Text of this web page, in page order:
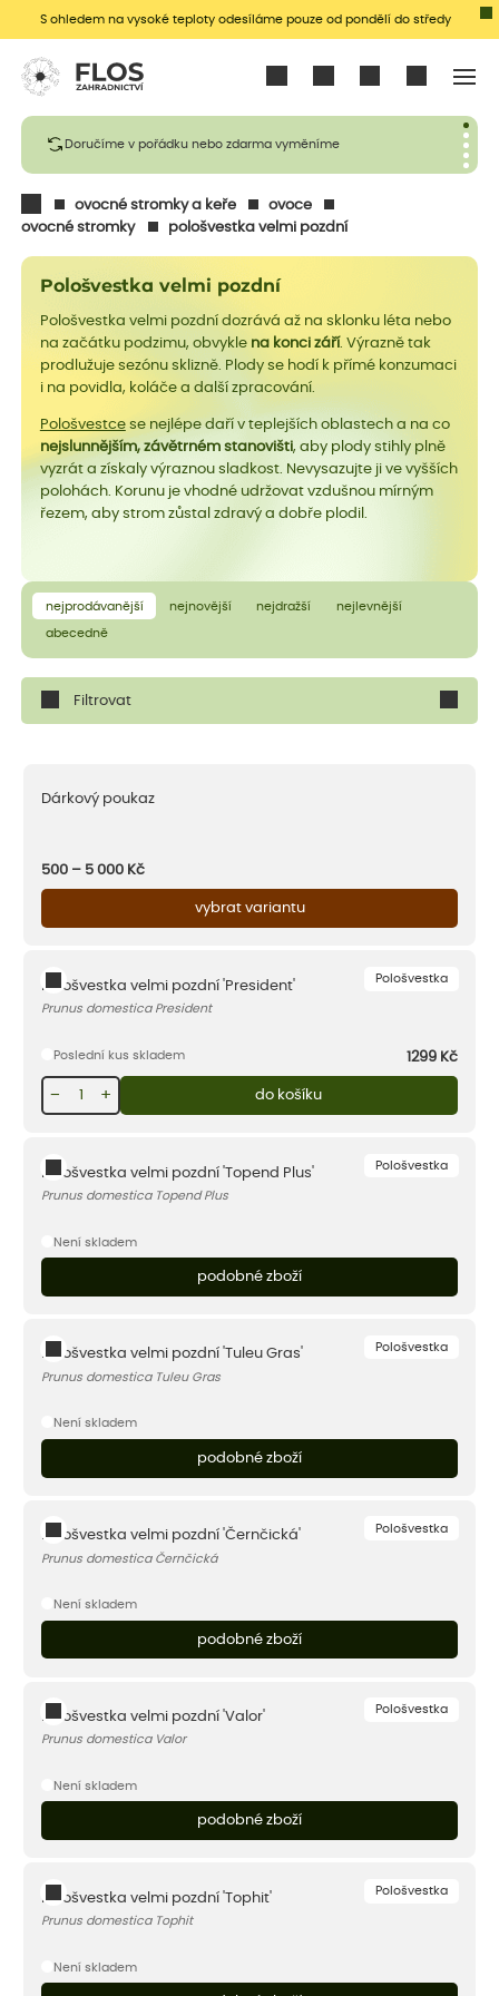
S ohledem na vysoké teploty odesíláme pouze od pondělí do středy
Doručíme v pořádku nebo zdarma vyměníme
ovocné stromky a keře
ovoce
ovocné stromky
pološvestka velmi pozdní
Pološvestka velmi pozdní
Pološvestka velmi pozdní dozrává až na sklonku léta nebo
na začátku podzimu, obvykle na konci září. Výrazně tak
prodlužuje sezónu sklizně. Plody se hodí k přímé konzumaci
i na povidla, koláče a další zpracování.
Pološvestcese nejlépe daří v teplejších oblastech a na co
nejslunnějším, závětrném stanovišti, aby plody stihly plně
vyzrát a získaly výraznou sladkost. Nevysazujte ji ve vyšších
polohách. Korunu je vhodné udržovat vzdušnou mírným
řezem, aby strom zůstal zdravý a dobře plodil.
nejprodávanější nejnovější nejdražší nejlevnější
abecedně
Filtrovat
Dárkový poukaz
500 – 5 000 Kč
vybrat variantu
Pološvestka
Pološvestka velmi pozdní 'President'
Prunus domestica President
Poslední kus skladem 1299 Kč
+
− do košíku
Pološvestka
Pološvestka velmi pozdní 'Topend Plus'
Prunus domestica Topend Plus
Není skladem
podobné zboží
Pološvestka
Pološvestka velmi pozdní 'Tuleu Gras'
Prunus domestica Tuleu Gras
Není skladem
podobné zboží
Pološvestka
Pološvestka velmi pozdní 'Černčická'
Prunus domestica Černčická
Není skladem
podobné zboží
Pološvestka
Pološvestka velmi pozdní 'Valor'
Prunus domestica Valor
Není skladem
podobné zboží
Pološvestka
Pološvestka velmi pozdní 'Tophit'
Prunus domestica Tophit
Není skladem